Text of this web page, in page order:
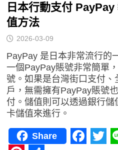
日本行動支付
值方法
2026-03-09
PayPay 是日本非常流行的
一個PayPay賬號非常簡單
號。如果是台灣街口支付、
戶，無需擁有PayPay賬號
付。儲值則可以透過銀行儲
卡儲值來進行。
Share